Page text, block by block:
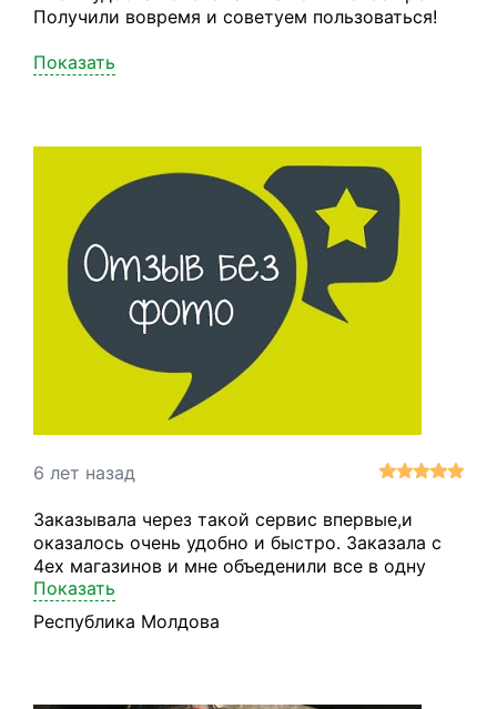
Получили вовремя и советуем пользоваться!
Показать
6 лет назад
Заказывала через такой сервис впервые,и
оказалось очень удобно и быстро. Заказала с
4ех магазинов и мне объеденили все в одну
посылку. Покупать одно удовольствие! Спасибо
операторам за помощь и быструю отправку .
Показать
Республика Молдова